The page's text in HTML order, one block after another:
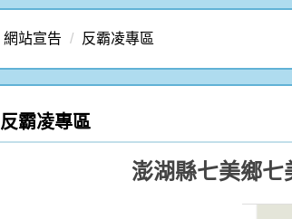
網站宣告 反霸凌專區
反霸凌專區
澎湖縣七美鄉七